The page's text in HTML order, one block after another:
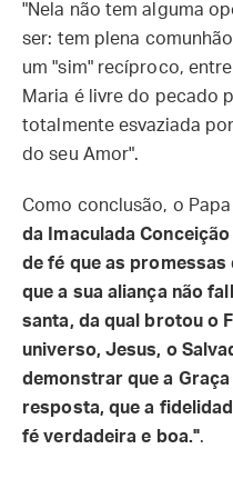
"Nela não tem alguma
ser: tem plena
um "sim" recíproco,
Maria é livre do pecado
totalmente esvaziada
do seu Amor".
Como conclusão, o
da Imaculada
de fé que as
que a sua aliança não
santa, da qual brotou o
universo, Jesus, o
demonstrar que a
resposta, que a
fé verdadeira e boa.".